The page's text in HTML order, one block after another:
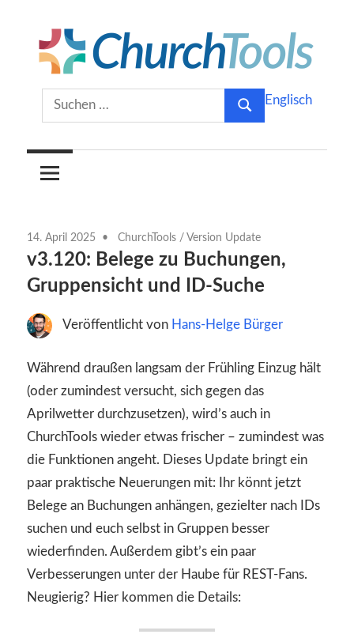
Inhalt
springen
ChurchTools
Blog
(Deutsch)
KircheSuchen
nach:
Suchen
Englisch
14. April 2025 ChurchTools / Version Update
v3.120: Belege zu Buchungen,
Gruppensicht und ID-Suche
Veröffentlicht von Hans-Helge Bürger
Während draußen langsam der Frühling Einzug hält
(oder zumindest versucht, sich gegen das
Aprilwetter durchzusetzen), wird’s auch in
ChurchTools wieder etwas frischer – zumindest was
die Funktionen angeht. Dieses Update bringt ein
paar praktische Neuerungen mit: Ihr könnt jetzt
Belege an Buchungen anhängen, gezielter nach IDs
suchen und euch selbst in Gruppen besser
wiederfinden. Außerdem gibt’s ein paar
Verbesserungen unter der Haube für REST-Fans.
Neugierig? Hier kommen die Details: